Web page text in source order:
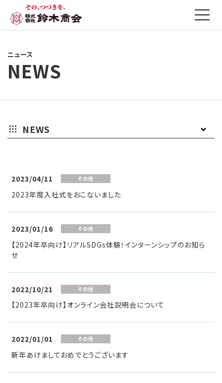
ニュース
NEWS
NEWS
らス
ー
他
2023/04/11 その他
2023年度入社式をおこないました
2023/01/16 その他
【2024年卒向け】リアルSDGs体験！インターンシップのお知ら
せ
2022/10/21 その他
【2023年卒向け】オンライン会社説明会について
2022/01/01 その他
新年あけましておめでとうございます